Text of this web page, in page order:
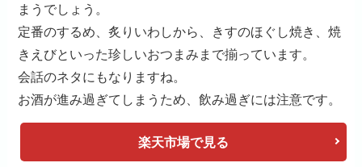
まうでしょう。
定番のするめ、炙りいわしから、きすのほぐし焼き、焼
きえびといった珍しいおつまみまで揃っています。
会話のネタにもなりますね。
お酒が進み過ぎてしまうため、飲み過ぎには注意です。
楽天市場で見る